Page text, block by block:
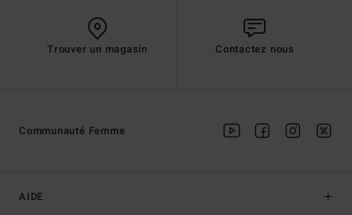
Trouver un magasin Contactez nous
AIDE
Communauté Femme